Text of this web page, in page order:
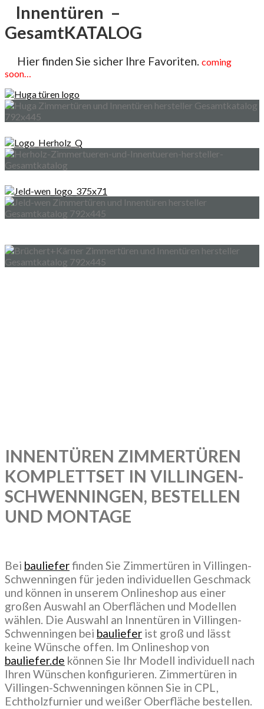
Innentüren –
GesamtKATALOG
Hier finden Sie sicher Ihre Favoriten. coming
soon…
INNENTÜREN ZIMMERTÜREN
KOMPLETTSET IN VILLINGEN-
SCHWENNINGEN, BESTELLEN
UND MONTAGE
Bei baulieferfinden Sie Zimmertüren in Villingen-
Schwenningen für jeden individuellen Geschmack
und können in unserem Onlineshop aus einer
großen Auswahl an Oberflächen und Modellen
wählen. Die Auswahl an Innentüren in Villingen-
Schwenningen bei bauliefer ist groß und lässt
keine Wünsche offen. Im Onlineshop von
bauliefer.de können Sie Ihr Modell individuell nach
Ihren Wünschen konfigurieren. Zimmertüren in
Villingen-Schwenningen können Sie in CPL,
Echtholzfurnier und weißer Oberfläche bestellen.